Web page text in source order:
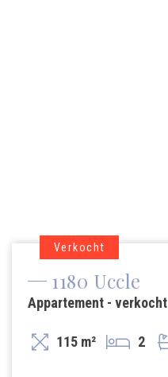
Verkocht
1180 Uccle
Appartement - verkocht
115 m² 2